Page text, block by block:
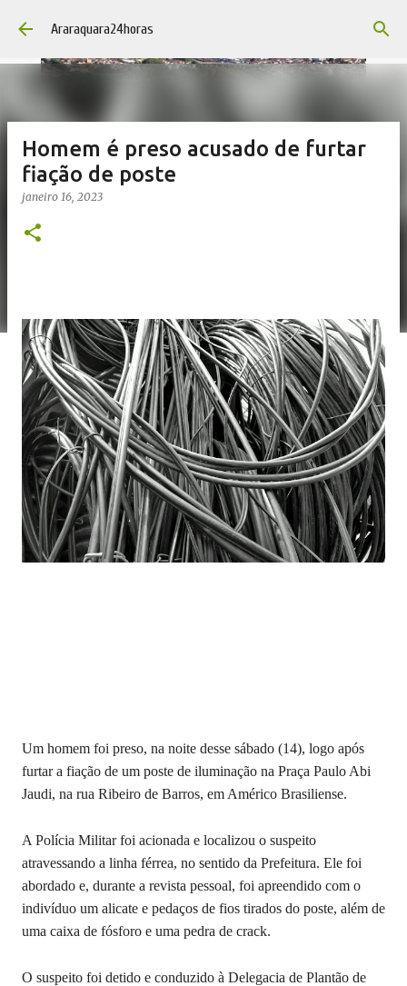
Pular para o conteúdo principal
Araraquara24horas
Homem é preso acusado de furtar
fiação de poste
janeiro 16, 2023
Um homem foi preso, na noite desse sábado (14), logo após
furtar a fiação de um poste de iluminação na Praça Paulo Abi
Jaudi, na rua Ribeiro de Barros, em Américo Brasiliense.
A Polícia Militar foi acionada e localizou o suspeito
atravessando a linha férrea, no sentido da Prefeitura. Ele foi
abordado e, durante a revista pessoal, foi apreendido com o
indivíduo um alicate e pedaços de fios tirados do poste, além de
uma caixa de fósforo e uma pedra de crack.
O suspeito foi detido e conduzido à Delegacia de Plantão de